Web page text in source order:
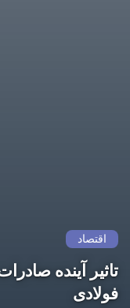
اقتصاد
تاثیر آینده
فولادی